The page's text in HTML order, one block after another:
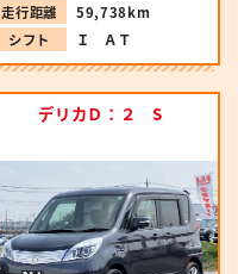
走行距離
59,738km
シフト
Ｉ ＡＴ
デリカＤ：２ S